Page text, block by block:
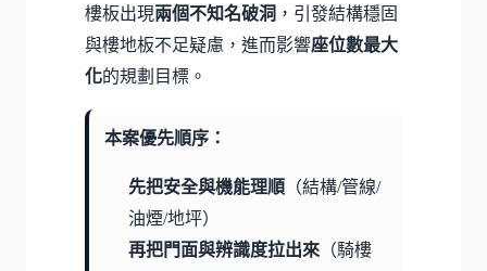
樓板出現兩個不知名破洞 ，引發結構穩固
與樓地板不足疑慮，進而影響座位數最大
化的規劃目標。
本案優先順序：
先把安全與機能理順 （結構/管線/
油煙/地坪）
再把門面與辨識度拉出來 （騎樓